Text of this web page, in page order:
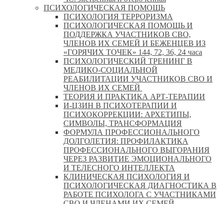
ПСИХОЛОГИЧЕСКАЯ ПОМОЩЬ
ПСИХОЛОГИЯ ТЕРРОРИЗМА
ПСИХОЛОГИЧЕСКАЯ ПОМОЩЬ И
ПОДДЕРЖКА УЧАСТНИКОВ СВО,
ЧЛЕНОВ ИХ СЕМЕЙ И БЕЖЕНЦЕВ ИЗ
«ГОРЯЧИХ ТОЧЕК» 144, 72, 36, 24 часа
ПСИХОЛОГИЧЕСКИЙ ТРЕНИНГ В
МЕДИКО-СОЦИАЛЬНОЙ
РЕАБИЛИТАЦИИ УЧАСТНИКОВ СВО И
ЧЛЕНОВ ИХ СЕМЕЙ
ТЕОРИЯ И ПРАКТИКА АРТ-ТЕРАПИИ
И-ЦЗИН В ПСИХОТЕРАПИИ И
ПСИХОКОРРЕКЦИИ: АРХЕТИПЫ,
СИМВОЛЫ, ТРАНСФОРМАЦИЯ
ФОРМУЛА ПРОФЕССИОНАЛЬНОГО
ДОЛГОЛЕТИЯ: ПРОФИЛАКТИКА
ПРОФЕССИОНАЛЬНОГО ВЫГОРАНИЯ
ЧЕРЕЗ РАЗВИТИЕ ЭМОЦИОНАЛЬНОГО
И ТЕЛЕСНОГО ИНТЕЛЛЕКТА
КЛИНИЧЕСКАЯ ПСИХОЛОГИЯ И
ПСИХОЛОГИЧЕСКАЯ ДИАГНОСТИКА В
РАБОТЕ ПСИХОЛОГА С УЧАСТНИКАМИ